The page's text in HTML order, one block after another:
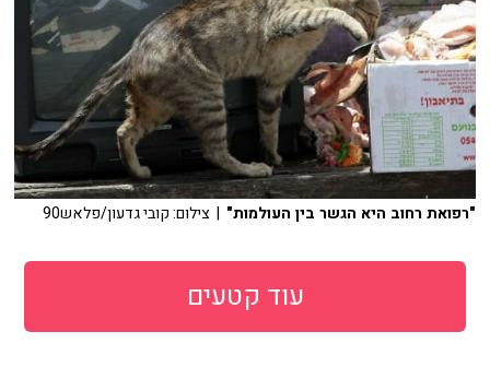
"רפואת רחוב היא הגשר בין העולמות" | צילום: קובי גדעון/פלאש90
עוד קטעים